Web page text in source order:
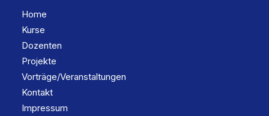
Home
Kurse
Dozenten
Projekte
Vorträge/Veranstaltungen
Kontakt
Impressum